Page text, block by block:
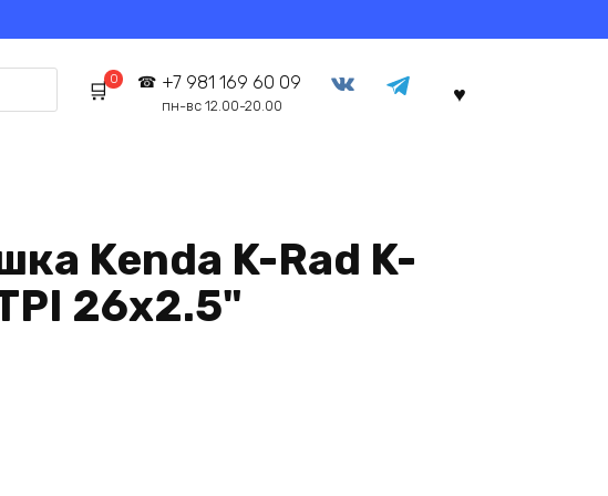
0 +7 981 169 60 09
пн-вс 12.00-20.00
Kenda K-Rad K-
26х2.5"